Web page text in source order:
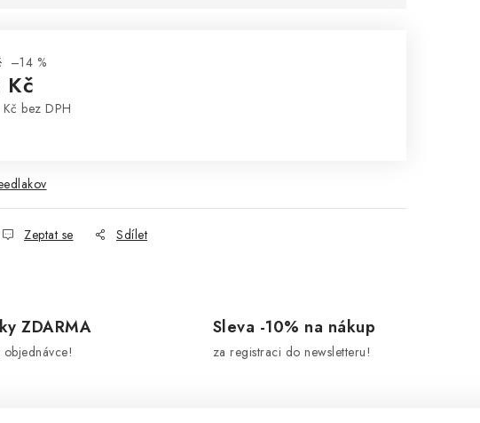
–14 %
bez DPH
Zeptat se Sdílet
ZDARMA
objednávce!
Sleva -10% na nákup
za registraci do newsletteru!